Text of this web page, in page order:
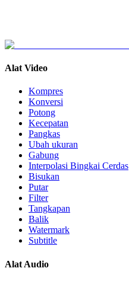
Alat Video
Kompres
Konversi
Potong
Kecepatan
Pangkas
Ubah ukuran
Gabung
Interpolasi Bingkai Cerdas
Bisukan
Putar
Filter
Tangkapan
Balik
Watermark
Subtitle
Alat Audio